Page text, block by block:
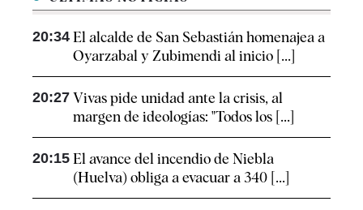
20:34 El alcalde de San Sebastián homenajea a
Oyarzabal y Zubimendi al inicio [...]
20:27 Vivas pide unidad ante la crisis, al
margen de ideologías: "Todos los [...]
20:15 El avance del incendio de Niebla
(Huelva) obliga a evacuar a 340 [...]